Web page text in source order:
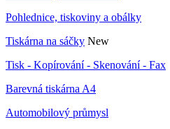
Pohlednice, tiskoviny a obálky
Tiskárna na sáčky New
Tisk - Kopírování - Skenování - Fax
Barevná tiskárna A4
Automobilový průmysl